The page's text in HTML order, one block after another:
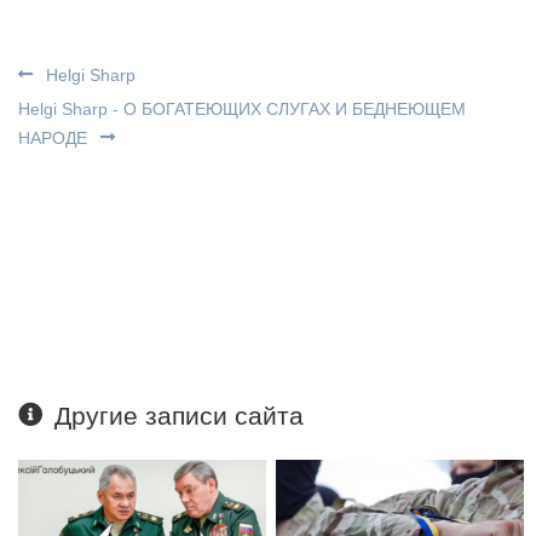
Helgi Sharp
Helgi Sharp - О БОГАТЕЮЩИХ СЛУГАХ И БЕДНЕЮЩЕМ
НАРОДЕ
Другие записи сайта